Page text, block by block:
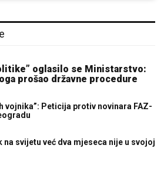
oglasilo se Ministarstvo:
prošao državne procedure
vojnika”: Peticija protiv novinara FAZ-
svijetu već dva mjeseca nije u svojoj